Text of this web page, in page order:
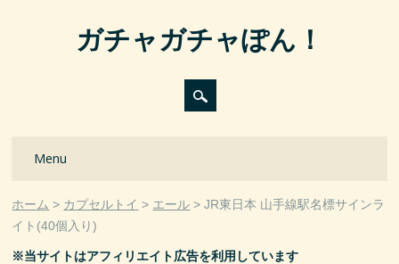
ガチャガチャぽん！
Main menu
Menu
ホーム カプセルトイ エール
JR東日本 山手線駅名標サインラ
イト(40個入り)
※当サイトはアフィリエイト広告を利用しています